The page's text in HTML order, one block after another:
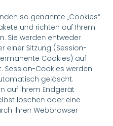
so genannte „Cookies“.
und richten auf Ihrem
Sie werden entweder
einer Sitzung (Session-
Cookies) auf
Session-Cookies werden
gelöscht.
auf Ihrem Endgerät
löschen oder eine
Ihren Webbrowser